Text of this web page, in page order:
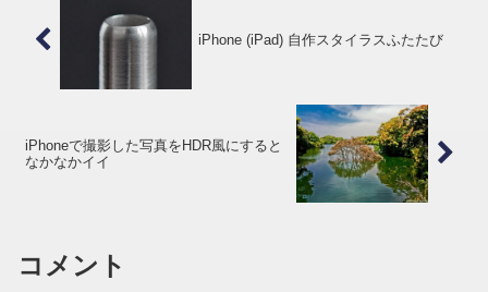
iPhone (iPad) 自作スタイラスふたたび
iPhoneで撮影した写真をHDR風にすると
なかなかイイ
コメント